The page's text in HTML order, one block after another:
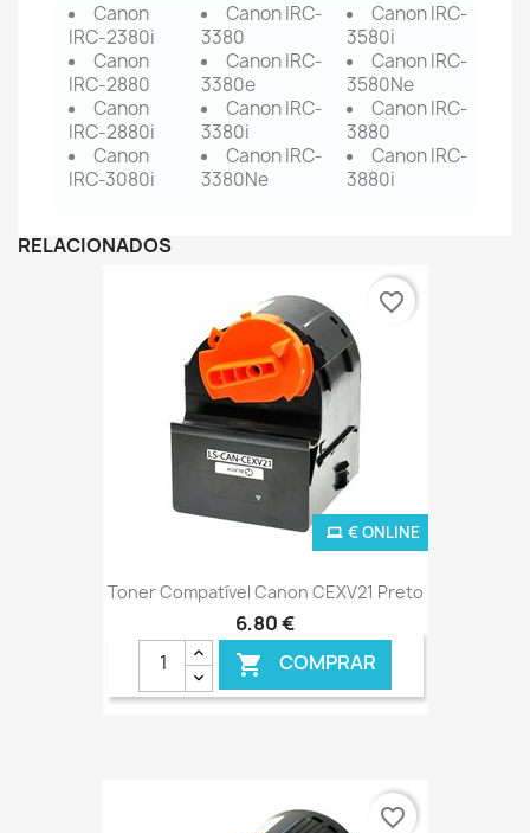
Canon
IRC-2380i
Canon
IRC-2880
Canon
IRC-2880i
Canon
IRC-3080i
Canon IRC-
3380
Canon IRC-
3380e
Canon IRC-
3380i
Canon IRC-
3380Ne
Canon IRC-
3580i
Canon IRC-
3580Ne
Canon IRC-
3880
Canon IRC-
3880i
RELACIONADOS
Toner Compatível Canon CEXV21 Preto
6,80 €
 COMPRAR
€ ONLINE
favorite_border
favorite_border